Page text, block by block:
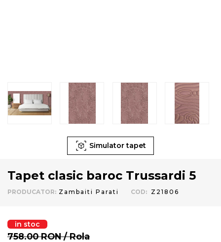
Simulator tapet
Tapet clasic baroc Trussardi 5
PRODUCATOR: Zambaiti Parati COD: Z21806
in stoc
758.00 RON / Rola